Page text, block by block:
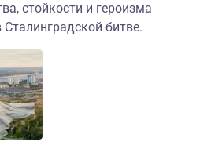
стойкости и героизма
Сталинградской битве.